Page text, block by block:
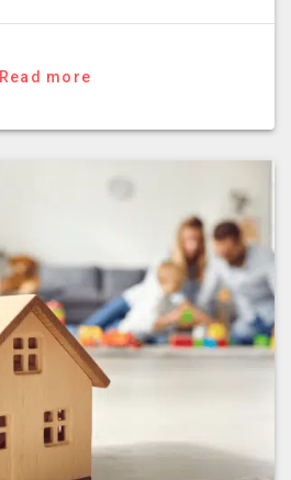
Read more